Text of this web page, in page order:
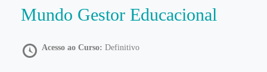
Mundo Gestor Educacional
Acesso ao Curso: Definitivo